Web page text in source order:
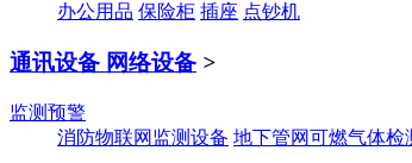
办公用品 保险柜 插座 点钞机
通讯设备 网络设备 >
监测预警
消防物联网监测设备 地下管网可燃气体检